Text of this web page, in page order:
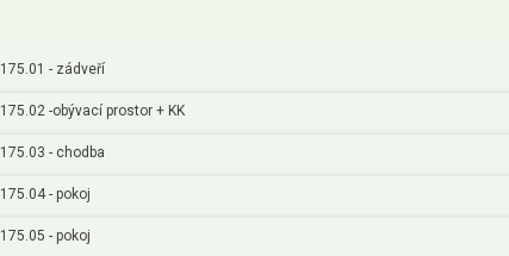
175.01 - zádveří
175.02 -obývací prostor + KK
175.03 - chodba
175.04 - pokoj
175.05 - pokoj